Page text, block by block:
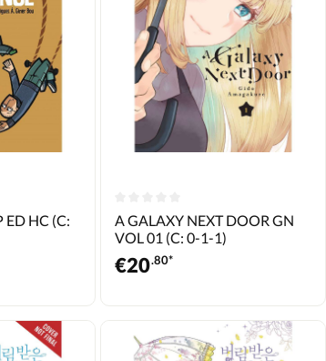
ED HC (C:
A GALAXY NEXT DOOR GN
VOL 01 (C: 0-1-1)
€20.80*